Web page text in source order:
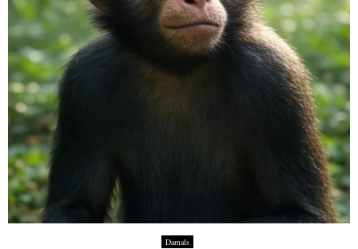
Damals